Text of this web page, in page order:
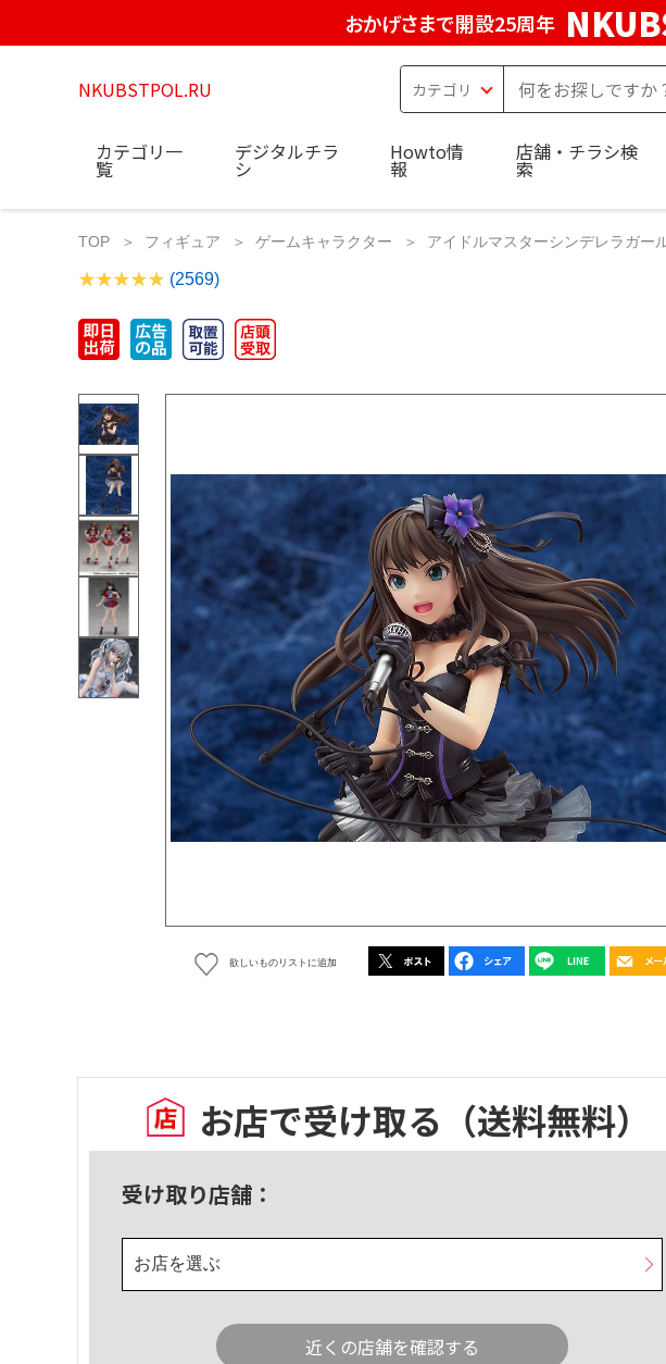
おかげさまで開設25周年
NKUBSTPOL.RU
カテゴリ一
覧
デジタルチラ
シ
Howto情
報
店舗・チラシ検
索
TOP フィギュア ゲームキャラクター アイドルマスターシンデレラガ
(2569)
欲しいものリストに追加
お店で受け取る （送料無料）
受け取り店舗：
お店を選ぶ
近くの店舗を確認する